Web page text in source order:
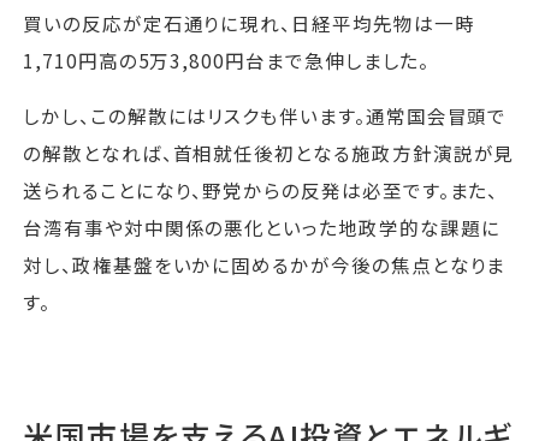
買いの反応が定石通りに現れ、日経平均先物は一時
1,710円高の5万3,800円台まで急伸しました。
しかし、この解散にはリスクも伴います。通常国会冒頭で
の解散となれば、首相就任後初となる施政方針演説が見
送られることになり、野党からの反発は必至です。また、
台湾有事や対中関係の悪化といった地政学的な課題に
対し、政権基盤をいかに固めるかが今後の焦点となりま
す。